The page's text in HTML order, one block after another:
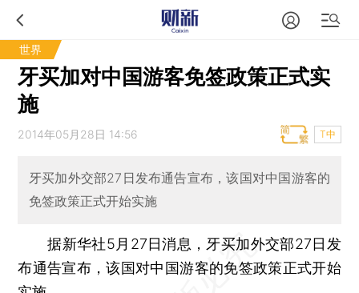
世界
牙买加对中国游客免签政策正式实
施
2014年05月28日 14:56 T中
牙买加外交部27日发布通告宣布，该国对中国游客的
免签政策正式开始实施
据新华社5月27日消息，牙买加外交部27日发
布通告宣布，该国对中国游客的免签政策正式开始